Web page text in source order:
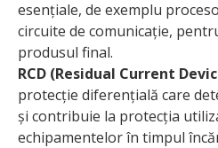
esențiale, de exemplu
circuite de comunicație,
produsul final.
RCD (Residual Current
protecție diferențială care
și contribuie la protecția
echipamentelor în timpul